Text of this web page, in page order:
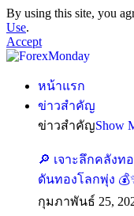
By using this site, you
Use.
Accept
หน้าแรก
ข่าวสำคัญ
ข่าวสำคัญShow
🔎 เจาะลึกคลังท
ดันทองโลกพุ่ง
กุมภาพันธ์ 25,